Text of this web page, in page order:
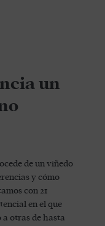
un
de un viñedo
y cómo
con 21
en el que
otras de hasta